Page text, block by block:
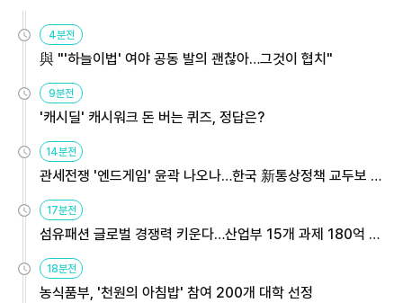
4분전
與 "'하늘이법' 여야 공동 발의 괜찮아…그것이 협치"
9분전
'캐시딜' 캐시워크 돈 버는 퀴즈, 정답은?
14분전
관세전쟁 '엔드게임' 윤곽 나오나…한국 新통상정책 교두보 활
용해야
17분전
섬유패션 글로벌 경쟁력 키운다…산업부 15개 과제 180억 지
원
18분전
농식품부, '천원의 아침밥' 참여 200개 대학 선정